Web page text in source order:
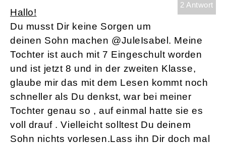
2 Antwort
Hallo!
Du musst Dir keine Sorgen um
deinen Sohn machen @JuleIsabel. Meine
Tochter ist auch mit 7 Eingeschult worden
und ist jetzt 8 und in der zweiten Klasse,
glaube mir das mit dem Lesen kommt noch
schneller als Du denkst, war bei meiner
Tochter genau so , auf einmal hatte sie es
voll drauf . Vielleicht solltest Du deinem
Sohn nichts vorlesen.Lass ihn Dir doch mal